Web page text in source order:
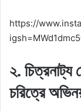
https://
২. চিত্রনাট্য
চরিত্রে